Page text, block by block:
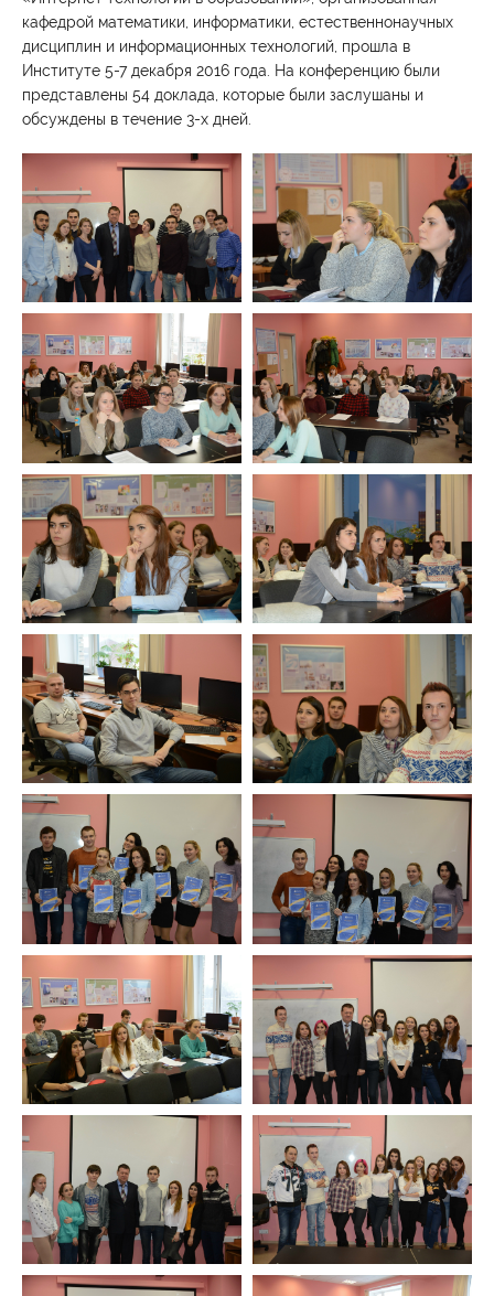
Студенту
Военно-учетный стол Миграционный учет
Библиотека
Полезные ссылки
Антиплагиат
Карта москвича
Центр правовой помощи
Фотогалерея
Второе высшее
Формы обучения
Очная форма обучения
Очно-заочная форма обучения
Заочная форма обучения
Мероприятия
Дни открытых дверей
Выездные студенческие мероприятия
Университетские субботы
Контакты
Администрация
+7 (495) 795-00-11
Приёмная комиссия
+7 (495) 795-00-10
Подписаться на нас
 
Министерство науки и высшего образования
Российской Федерации
Министерство просвещения Российской
Федерации
Сведения об образовательной организации
кафедрой математики, информатики, естественнонаучных
дисциплин и информационных технологий, прошла в
Институте 5-7 декабря 2016 года. На конференцию были
представлены 54 доклада, которые были заслушаны и
обсуждены в течение 3-х дней.